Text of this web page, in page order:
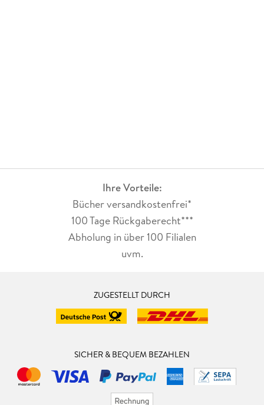
Ihre Vorteile:
Bücher versandkostenfrei*
100 Tage Rückgaberecht***
Abholung in über 100 Filialen
uvm.
ZUGESTELLT DURCH
SICHER & BEQUEM BEZAHLEN